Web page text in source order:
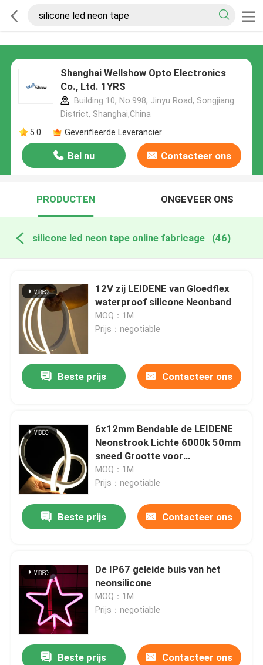
Shanghai Wellshow Opto Electronics
Co., Ltd. 1YRS
Building 10, No.998, Jinyu Road, Songjiang
District, Shanghai,China
5.0
Geverifieerde Leverancier
Bel nu Contacteer ons
PRODUCTEN ONGEVEER ONS
silicone led neon tape online fabricage (46)
12V zij LEIDENE van Gloedflex
waterproof silicone Neonband
MOQ：1M
Prijs：negotiable
Beste prijs Contacteer ons
6x12mm Bendable de LEIDENE
Neonstrook Lichte 6000k 50mm
sneed Grootte voor
Huisdecoratie
MOQ：1M
Prijs：negotiable
Beste prijs Contacteer ons
De IP67 geleide buis van het
neonsilicone
MOQ：1M
Prijs：negotiable
Beste prijs Contacteer ons